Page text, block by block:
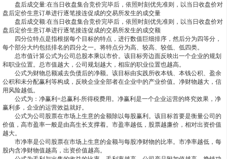
盘后成交量:在当日收盘集合竞价完毕后，依照时刻优先准则，以当日收盘价对
盘后定价生意订单进行逐笔接连促成的交易所发生的成交量
盘后成交额:在当日收盘集合竞价完毕后，依照时刻优先准则，以当日收盘价对
盘后定价生意订单进行逐笔接连促成的交易所发生的成交额
四分位特点是指根据每个目标的特点，进行数值巨细排序，然后分为四等分，
每个部分大约包括排名的四分之一。将特点分为高、较高、较低、低四类。
总市值计算公式为公司总股本乘以市价。该目标旁边面反映出一个企业的规划
和职业位置。总市值越大，公司规划越大，相应的职业位置也越高。
公式为财物总额减去负债后的净额。该目标由实践所收本钱、本钱公积、盈余
公积和未分配赢利等构成，反映企业全部者在企业中的产业价值。净财物越大，信
用风险越低。
公式为：净赢利=总赢利-所得税费用。净赢利是一个企业运营的终究效果，净
赢利多，企业的运营效益就好。
公式为公司股票在市场上生意的金额除以每股赢利。该目标首要是衡量公司的
价值，高市盈率一般是由高生长支撑着。市盈率越低，股票越廉价，相对出资价值
越大。
市净率是公司股票在市场上生意的金额与每股净财物的比率。市净率越低，每
股内含净财物值越高，出资价值越高。